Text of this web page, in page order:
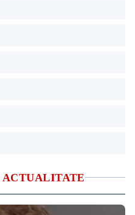
ACTUALITATE